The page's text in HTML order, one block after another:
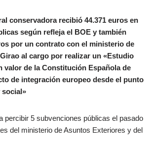
conservadora recibió 44.371 euros en
según refleja el BOE y también
por un contrato con el ministerio de
al cargo por realizar un «Estudio
valor de la Constitución Española de
de integración europeo desde el punto
social»
percibir 5 subvenciones públicas el pasado
del ministerio de Asuntos Exteriores y del